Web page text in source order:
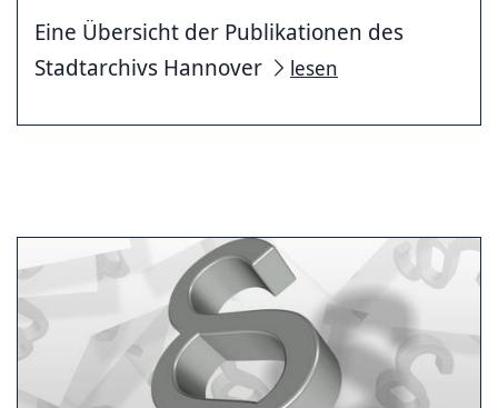
Eine Übersicht der Publikationen des
Stadtarchivs Hannover
lesen